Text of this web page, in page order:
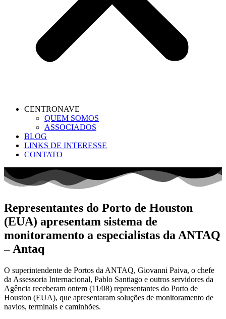
CENTRONAVE
QUEM SOMOS
ASSOCIADOS
BLOG
LINKS DE INTERESSE
CONTATO
Representantes do Porto de Houston
(EUA) apresentam sistema de
monitoramento a especialistas da ANTAQ
– Antaq
O superintendente de Portos da ANTAQ, Giovanni Paiva, o chefe
da Assessoria Internacional, Pablo Santiago e outros servidores da
Agência receberam ontem (11/08) representantes do Porto de
Houston (EUA), que apresentaram soluções de monitoramento de
navios, terminais e caminhões.